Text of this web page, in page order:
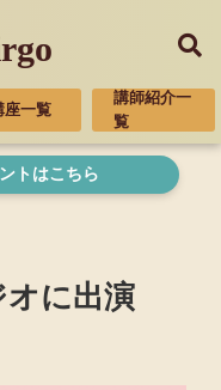
座一覧
講師紹介一
覧
トはこちら
オに出演